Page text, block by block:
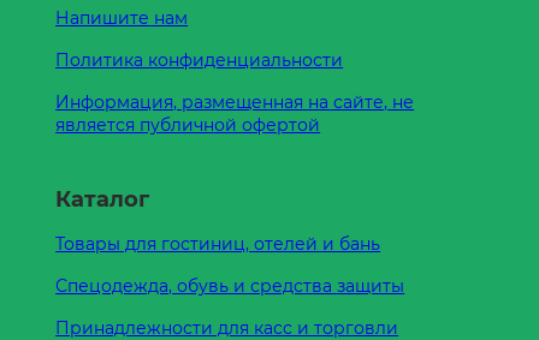
Напишите нам
Политика конфиденциальности
Информация, размещенная на сайте, не
является публичной офертой
Каталог
Товары для гостиниц, отелей и бань
Спецодежда, обувь и средства защиты
Принадлежности для касс и торговли